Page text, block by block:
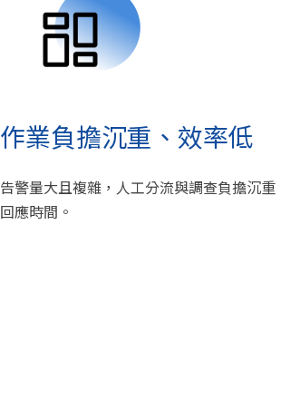
作業負擔沉重、效率低
告警量大且複雜，人工分流與調查負擔沉
回應時間。